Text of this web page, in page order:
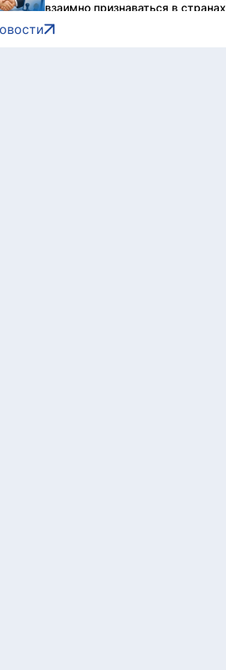
взаимно признаваться в странах
ЕАЭС
7 августа, 2026